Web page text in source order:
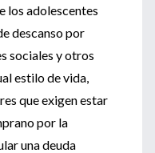
los adolescentes
descanso por
sociales y otros
estilo de vida,
que exigen estar
por la
una deuda